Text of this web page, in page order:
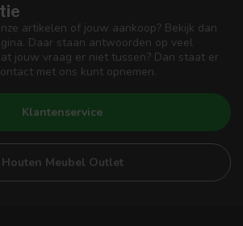
artikelen of jouw aankoop? Bekijk dan
Daar staan antwoorden op veel
jouw vraag er niet tussen? Dan staat er
met ons kunt opnemen.
Klantenservice
Houten Meubel Outlet